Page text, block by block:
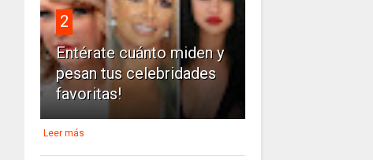
2
Entérate cuánto miden y
pesan tus celebridades
favoritas!
Leer más